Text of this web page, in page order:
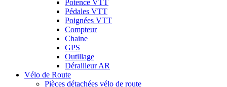
Potence VTT
Pédales VTT
Poignées VTT
Compteur
Chaine
GPS
Outillage
Dérailleur AR
Vélo de Route
Pièces détachées vélo de route